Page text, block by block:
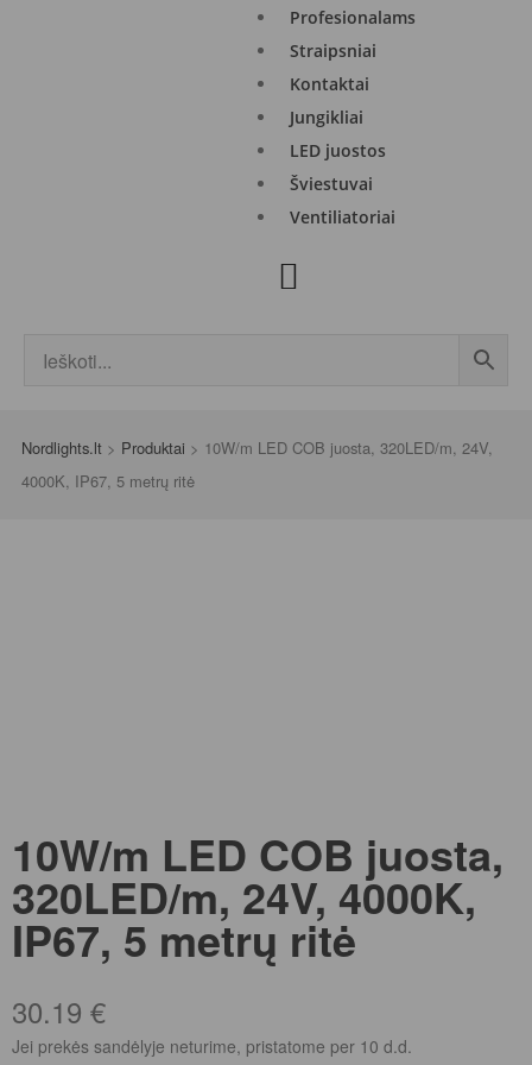
Profesionalams
Straipsniai
Kontaktai
Jungikliai
LED juostos
Šviestuvai
Ventiliatoriai
Nordlights.lt > Produktai > 10W/m LED COB juosta, 320LED/m, 24V,
4000K, IP67, 5 metrų ritė
10W/m LED COB juosta,
320LED/m, 24V, 4000K,
IP67, 5 metrų ritė
30.19 €
Jei prekės sandėlyje neturime, pristatome per 10 d.d.